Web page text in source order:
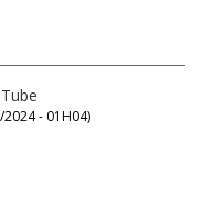
- 01H04)